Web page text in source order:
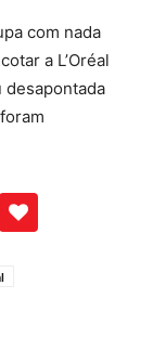
com nada
a L’Oréal
desapontada